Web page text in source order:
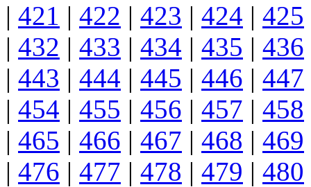
| 421 | 422 | 423 | 424 | 425
| 432 | 433 | 434 | 435 | 436
| 443 | 444 | 445 | 446 | 447
| 454 | 455 | 456 | 457 | 458
| 465 | 466 | 467 | 468 | 469
| 476 | 477 | 478 | 479 | 480